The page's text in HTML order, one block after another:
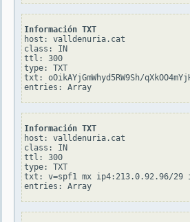
Información TXT
host: valldenuria.cat
class: IN
ttl: 300
type: TXT
txt: oOikAYjGmWhyd5RW9Sh/
Información TXT
host: valldenuria.cat
class: IN
ttl: 300
type: TXT
txt: v=spf1 mx ip4:213.0.92.96/